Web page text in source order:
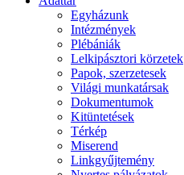
Egyházunk
Intézmények
Plébániák
Lelkipásztori körzetek
Papok, szerzetesek
Világi munkatársak
Dokumentumok
Kitüntetések
Térkép
Miserend
Linkgyűjtemény